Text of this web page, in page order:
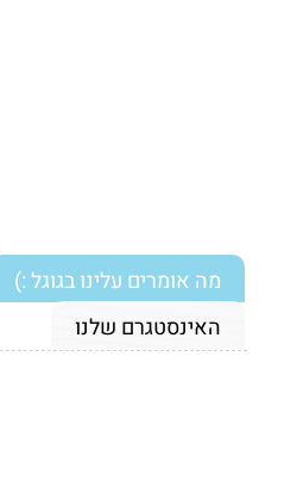
מה אומרים עלינו בגוגל :)
האינסטגרם שלנו